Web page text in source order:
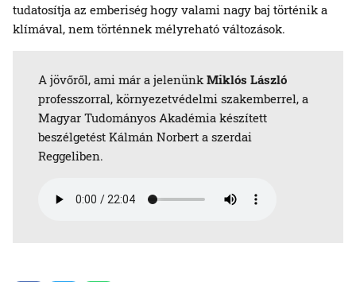
tudatosítja az emberiség hogy valami nagy baj történik a
klímával, nem történnek mélyreható változások.
A jövőről, ami már a jelenünk Miklós László
professzorral, környezetvédelmi szakemberrel, a
Magyar Tudományos Akadémia készített
beszélgetést Kálmán Norbert a szerdai
Reggeliben.